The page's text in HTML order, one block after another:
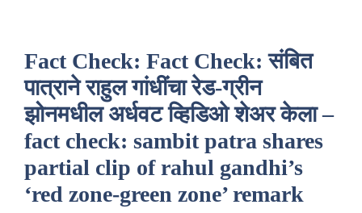
Fact Check: Fact Check: संबित
पात्राने राहुल गांधींचा रेड-ग्रीन
झोनमधील अर्धवट व्हिडिओ शेअर केला –
fact check: sambit patra shares
partial clip of rahul gandhi’s
‘red zone-green zone’ remark